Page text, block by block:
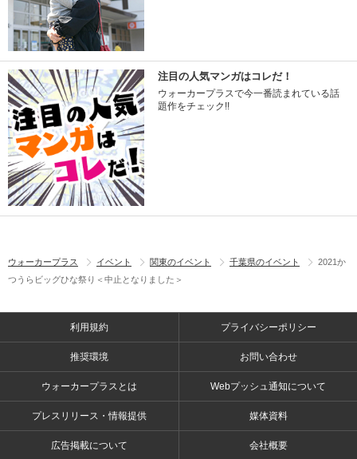
注目の人気マンガはコレだ！
ウォーカープラスで今一番読まれている話
題作をチェック!!
ウォーカープラス イベント 関東のイベント 千葉県のイベント
2021か
つうらビッグひな祭り＜中止となりました＞
利用規約 プライバシーポリシー
推奨環境 お問い合わせ
ウォーカープラスとは Webプッシュ通知について
プレスリリース・情報提供 媒体資料
広告掲載について 会社概要